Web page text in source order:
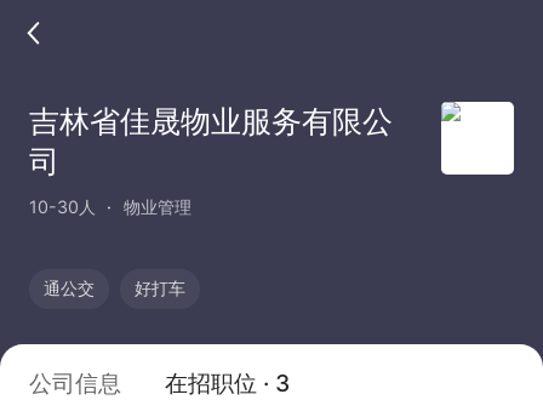
吉林省佳晟物业服务有限公
司
10-30人 物业管理
通公交 好打车
公司信息 在招职位 · 3